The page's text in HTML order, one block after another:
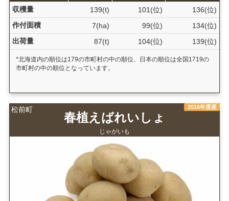
収穫量
139(t) 101(位)
136(位)
作付面積
7(ha) 99(位)
134(位)
出荷量
87(t) 104(位) 139(位)
*北海道内の順位は179の市町村の中の順位、日本の順位は全国1719の
市町村の中の順位となっています。
松前町 2016年度産
春植えばれいしょ
じゃがいも